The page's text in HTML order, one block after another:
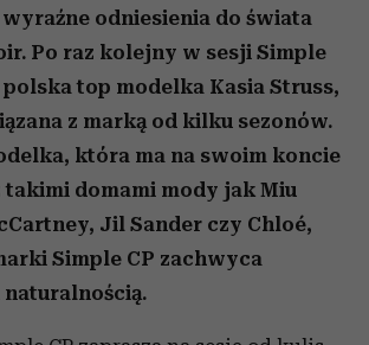
odniesienia do świata
Po raz kolejny w sesji Simple
polska top modelka Kasia Struss,
z marką od kilku sezonów.
która ma na swoim koncie
takimi domami mody jak Miu
Jil Sander czy Chloé,
Simple CP zachwyca
naturalnością.